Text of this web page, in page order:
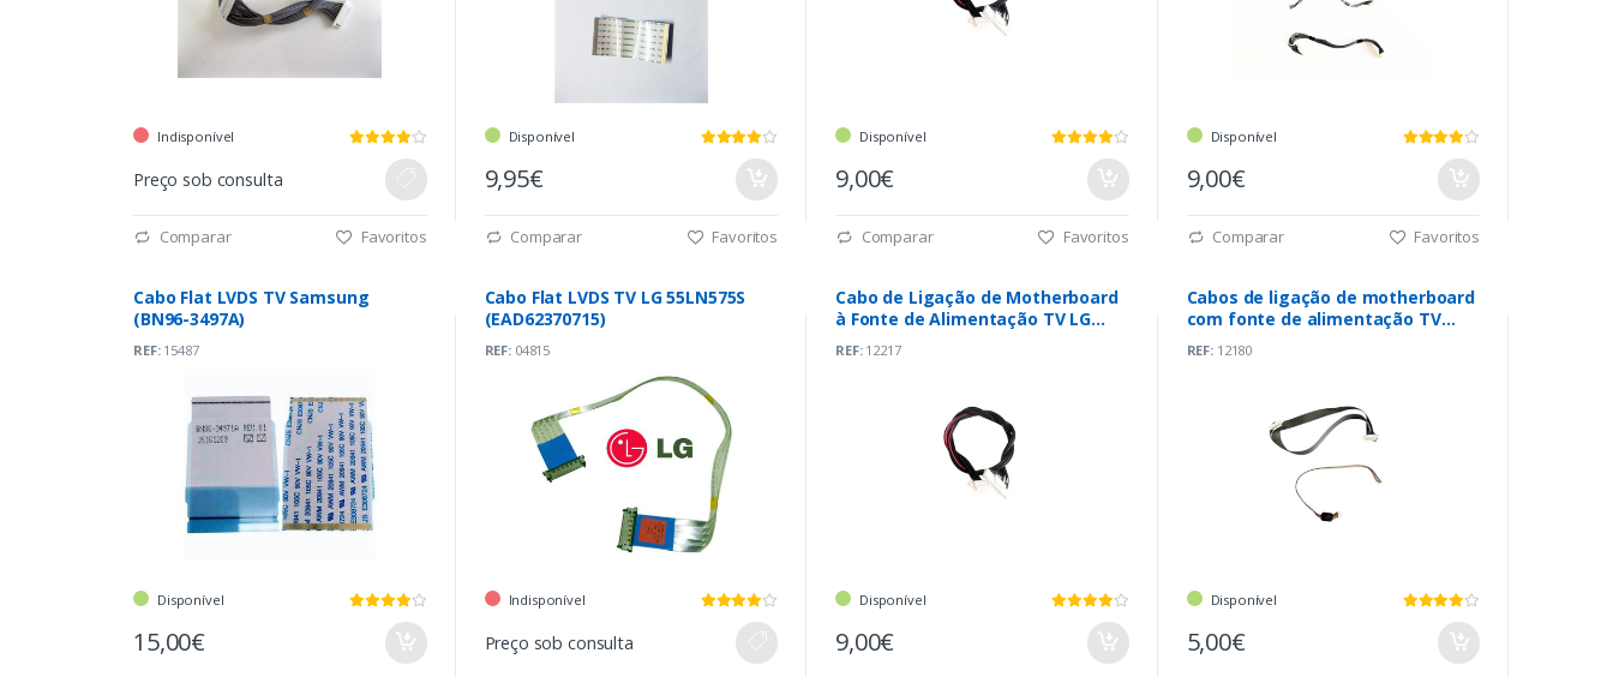
Indisponível
Preço sob consulta
Comparar Favoritos
Disponível
9,95€
Comparar Favoritos
Disponível
9,00€
Comparar Favoritos
Disponível
9,00€
Comparar Favoritos
Cabo Flat LVDS TV Samsung
(BN96-3497A)
REF:15487
Disponível
15,00€
Cabo Flat LVDS TV LG 55LN575S
(EAD62370715)
REF:04815
Indisponível
Preço sob consulta
Cabo de Ligação de Motherboard
à Fonte de Alimentação TV LG
55UJ620V
REF:12217
Disponível
9,00€
Cabos de ligação de motherboard
com fonte de alimentação TV
REF:12180
Disponível
5,00€